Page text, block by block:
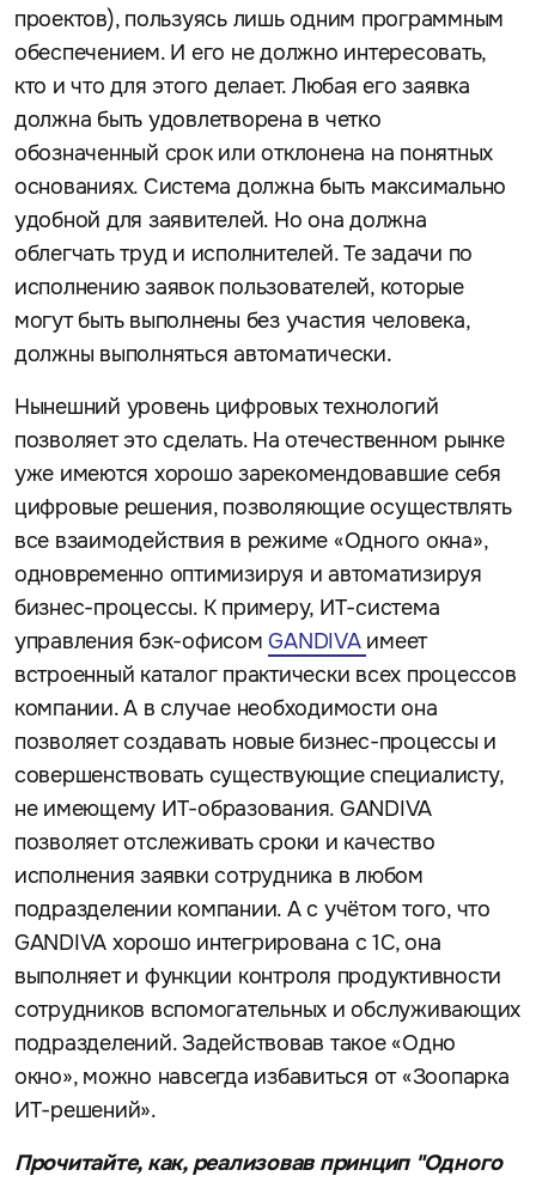
проектов), пользуясь лишь одним программным
обеспечением. И его не должно интересовать,
кто и что для этого делает. Любая его заявка
должна быть удовлетворена в четко
обозначенный срок или отклонена на понятных
основаниях. Система должна быть максимально
удобной для заявителей. Но она должна
облегчать труд и исполнителей. Те задачи по
исполнению заявок пользователей, которые
могут быть выполнены без участия человека,
должны выполняться автоматически.
Нынешний уровень цифровых технологий
позволяет это сделать. На отечественном рынке
уже имеются хорошо зарекомендовавшие себя
цифровые решения, позволяющие осуществлять
все взаимодействия в режиме «Одного окна»,
одновременно оптимизируя и автоматизируя
бизнес-процессы. К примеру, ИТ-система
управления бэк-офисомGANDIVA имеет
встроенный каталог практически всех процессов
компании. А в случае необходимости она
позволяет создавать новые бизнес-процессы и
совершенствовать существующие специалисту,
не имеющему ИТ-образования. GANDIVA
позволяет отслеживать сроки и качество
исполнения заявки сотрудника в любом
подразделении компании. А с учётом того, что
GANDIVA хорошо интегрирована с 1С, она
выполняет и функции контроля продуктивности
сотрудников вспомогательных и обслуживающих
подразделений. Задействовав такое «Одно
окно», можно навсегда избавиться от «Зоопарка
ИТ-решений».
Прочитайте, как, реализовав принцип "Одного